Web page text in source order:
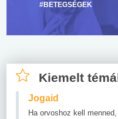
#BETEGSÉGEK
Kiemelt
Jogaid
Ha orvoshoz kell